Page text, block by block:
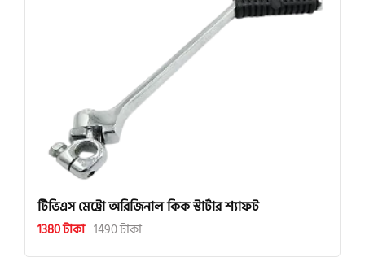
টিভিএস মেট্রো অরিজিনাল কিক স্টার্টার শ্যাফট
1380 টাকা 1490 টাকা